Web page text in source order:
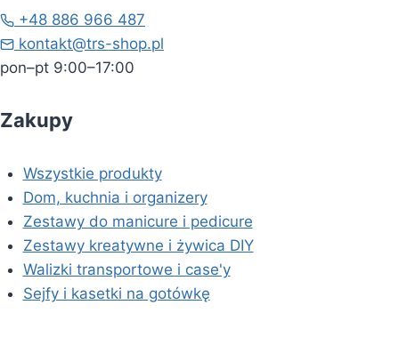
+48 886 966 487
kontakt@trs-shop.pl
pon–pt 9:00–17:00
Zakupy
Wszystkie produkty
Dom, kuchnia i organizery
Zestawy do manicure i pedicure
Zestawy kreatywne i żywica DIY
Walizki transportowe i case'y
Sejfy i kasetki na gotówkę